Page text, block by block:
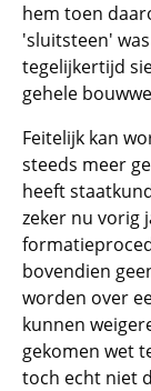
hem toen
'sluitsteen'
tegelijkertijd
gehele
Feitelijk kan
steeds meer
heeft
zeker nu vorig
bovendien
worden over
kunnen
gekomen wet
toch echt niet